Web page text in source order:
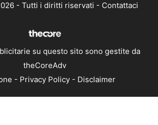
- Tutti i diritti riservati - Contattaci
su questo sito sono gestite da
theCoreAdv
- Privacy Policy- Disclaimer